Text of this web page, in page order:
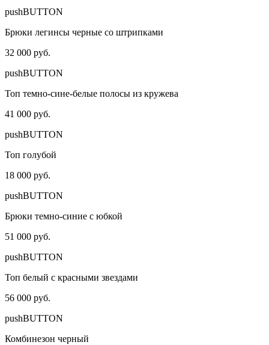
pushBUTTON
Брюки легинсы черные со штрипками
32 000 руб.
pushBUTTON
Топ темно-сине-белые полосы из кружева
41 000 руб.
pushBUTTON
Топ голубой
18 000 руб.
pushBUTTON
Брюки темно-синие с юбкой
51 000 руб.
pushBUTTON
Топ белый с красными звездами
56 000 руб.
pushBUTTON
Комбинезон черный